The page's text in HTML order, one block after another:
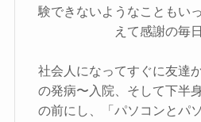
験できないようなこともい
えて感謝の毎
社会人になってすぐに友達
の発病〜入院、そして下半
の前にし、「パソコンとパ